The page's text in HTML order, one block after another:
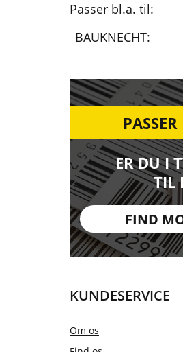
Passer bl.a. til:
BAUKNECHT:
ER DU I
TIL
FIND
KUNDESERVICE
Om os